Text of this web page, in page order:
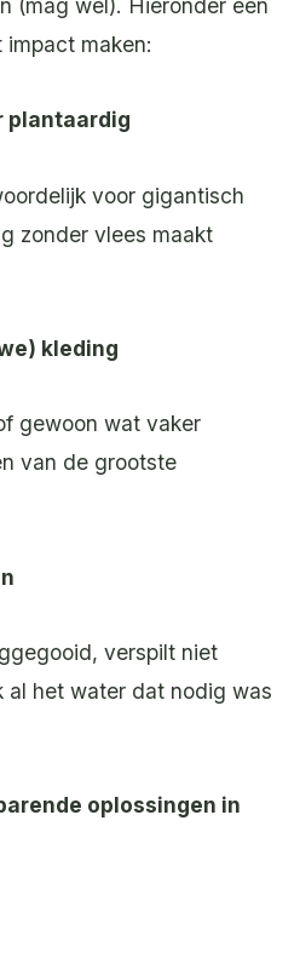
(mag wel). Hieronder een
maken:
plantaardig
voor gigantisch
zonder vlees maakt
kleding
gewoon wat vaker
van de grootste
verspilt niet
al het water dat nodig was
oplossingen in